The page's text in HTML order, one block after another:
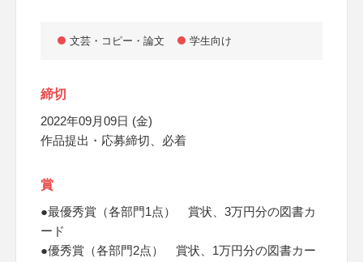
文芸・コピー・論文 学生向け
締切
2022年09月09日 (金)
作品提出・応募締切、必着
賞
●最優秀賞（各部門1点） 賞状、3万円分の図書カ
ード
●優秀賞（各部門2点） 賞状、1万円分の図書カー